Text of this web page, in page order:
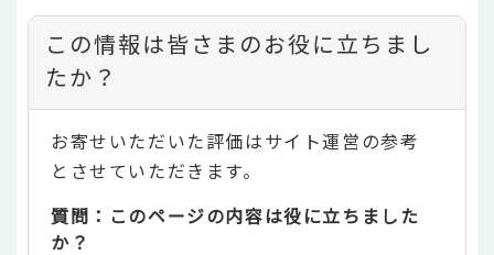
コ
ン
テ
ン
ツ
評
この情報は皆さまのお役に立ちまし
たか？
お寄せいただいた評価はサイト運営の参考
とさせていただきます。
質問：このページの内容は役に立ちました
か？